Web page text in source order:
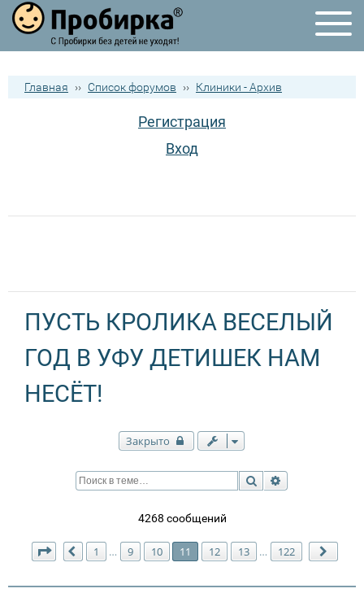
Главная ›› Список форумов ›› Клиники - Архив
Регистрация
Вход
ПУСТЬ КРОЛИКА ВЕСЕЛЫЙ
ГОД В УФУ ДЕТИШЕК НАМ
НЕСЁТ!
Закрыто
Поиск
4268 сообщений
Страница 11 из122
Пред.
1 … 9 10 11 12 13 … 122